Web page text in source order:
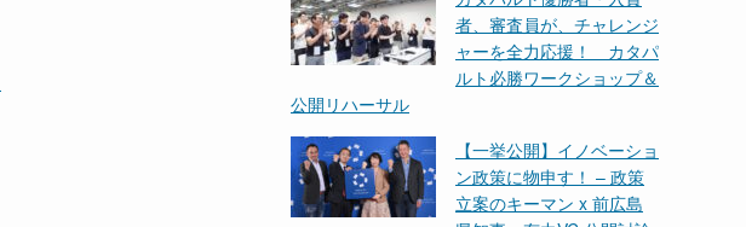
者、審査員が、チャレンジ
ャーを全力応援！ カタパ
ルト必勝ワークショップ＆
公開リハーサル
【一挙公開】イノベーショ
ン政策に物申す！ – 政策
立案のキーマン x 前広島